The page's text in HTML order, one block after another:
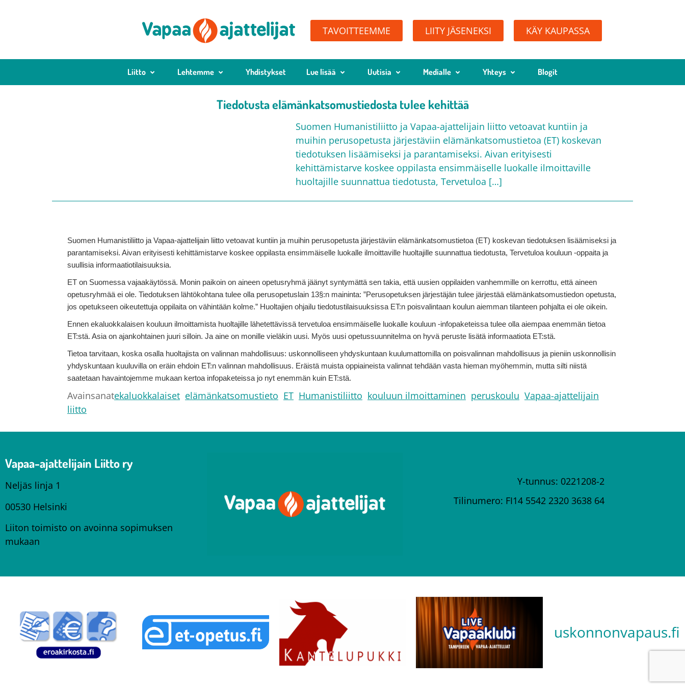
TAVOITTEEMME LIITY JÄSENEKSI KÄY KAUPASSA
Liitto Lehtemme Yhdistykset Lue lisää Uutisia Medialle Yhteys Blogit
Tiedotusta elämänkatsomustiedosta tulee kehittää
Suomen Humanistiliitto ja Vapaa-ajattelijain liitto vetoavat kuntiin ja
muihin perusopetusta järjestäviin elämänkatsomustietoa (ET) koskevan
tiedotuksen lisäämiseksi ja parantamiseksi. Aivan erityisesti
kehittämistarve koskee oppilasta ensimmäiselle luokalle ilmoittaville
huoltajille suunnattua tiedotusta, Tervetuloa […]
Suomen Humanistiliitto ja Vapaa-ajattelijain liitto vetoavat kuntiin ja muihin perusopetusta järjestäviin elämänkatsomustietoa (ET) koskevan tiedotuksen lisäämiseksi ja
parantamiseksi. Aivan erityisesti kehittämistarve koskee oppilasta ensimmäiselle luokalle ilmoittaville huoltajille suunnattua tiedotusta, Tervetuloa kouluun -oppaita ja
suullisia informaatiotilaisuuksia.
ET on Suomessa vajaakäytössä. Monin paikoin on aineen opetusryhmä jäänyt syntymättä sen takia, että uusien oppilaiden vanhemmille on kerrottu, että aineen
opetusryhmää ei ole. Tiedotuksen lähtökohtana tulee olla perusopetuslain 13§:n maininta: ”Perusopetuksen järjestäjän tulee järjestää elämänkatsomustiedon opetusta,
jos opetukseen oikeutettuja oppilaita on vähintään kolme.” Huoltajien ohjailu tiedotustilaisuuksissa ET:n poisvalintaan koulun aiemman tilanteen pohjalta ei ole oikein.
Ennen ekaluokkalaisen kouluun ilmoittamista huoltajille lähetettävissä tervetuloa ensimmäiselle luokalle kouluun -infopaketeissa tulee olla aiempaa enemmän tietoa
ET:stä. Asia on ajankohtainen juuri silloin. Ja aine on monille vieläkin uusi. Myös uusi opetussuunnitelma on hyvä peruste lisätä informaatiota ET:stä.
Tietoa tarvitaan, koska osalla huoltajista on valinnan mahdollisuus: uskonnolliseen yhdyskuntaan kuulumattomilla on poisvalinnan mahdollisuus ja pieniin uskonnollisin
yhdyskuntaan kuuluvilla on eräin ehdoin ET:n valinnan mahdollisuus. Eräistä muista oppiaineista valinnat tehdään vasta hieman myöhemmin, mutta silti niistä
saatetaan havaintojemme mukaan kertoa infopaketeissa jo nyt enemmän kuin ET:stä.
Avainsanatekaluokkalaiset elämänkatsomustieto ET Humanistiliitto kouluun ilmoittaminen peruskoulu Vapaa-ajattelijain
liitto
Vapaa-ajattelijain Liitto ry
Neljäs linja 1
00530 Helsinki
Liiton toimisto on avoinna sopimuksen
mukaan
Y-tunnus: 0221208-2
Tilinumero: FI14 5542 2320 3638 64
uskonnonvapaus.fi